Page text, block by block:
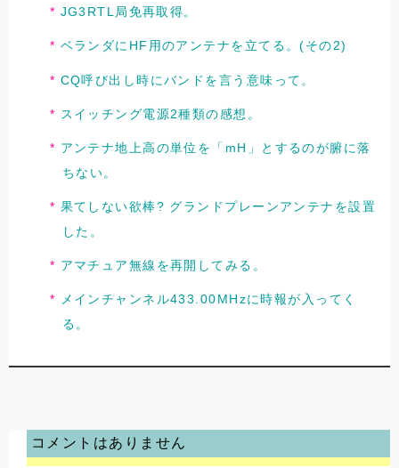
JG3RTL局免再取得。
ベランダにHF用のアンテナを立てる。(その2)
CQ呼び出し時にバンドを言う意味って。
スイッチング電源2種類の感想。
アンテナ地上高の単位を「mH」とするのが腑に落
ちない。
果てしない欲棒? グランドプレーンアンテナを設置
した。
アマチュア無線を再開してみる。
メインチャンネル433.00MHzに時報が入ってく
る。
コメントはありません